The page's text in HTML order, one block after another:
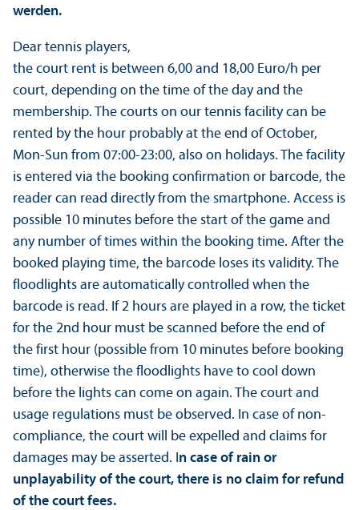
werden.
Dear tennis players,
the court rent is between 6,00 and 18,00 Euro/h per
court, depending on the time of the day and the
membership. The courts on our tennis facility can be
rented by the hour probably at the end of October,
Mon-Sun from 07:00-23:00, also on holidays. The facility
is entered via the booking confirmation or barcode, the
reader can read directly from the smartphone. Access is
possible 10 minutes before the start of the game and
any number of times within the booking time. After the
booked playing time, the barcode loses its validity. The
floodlights are automatically controlled when the
barcode is read. If 2 hours are played in a row, the ticket
for the 2nd hour must be scanned before the end of
the first hour (possible from 10 minutes before booking
time), otherwise the floodlights have to cool down
before the lights can come on again. The court and
usage regulations must be observed. In case of non-
compliance, the court will be expelled and claims for
damages may be asserted. I n case of rain or
unplayability of the court, there is no claim for refund
of the court fees.